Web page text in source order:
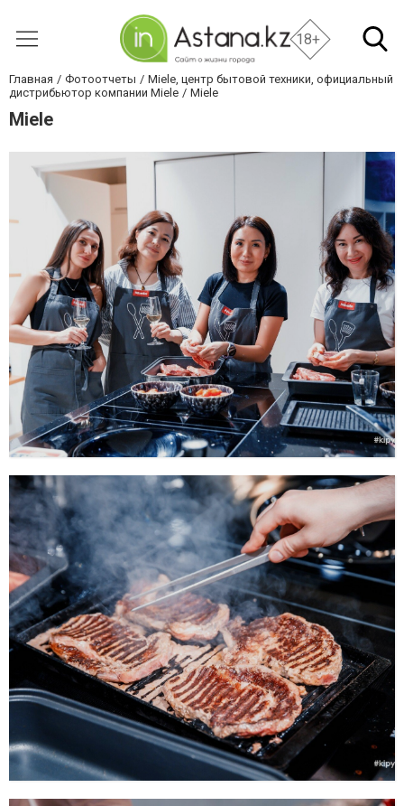
18+
Главная Фотоотчеты
Miele, центр бытовой техники, официальный
дистрибьютор компании Miele
Miele
Miele